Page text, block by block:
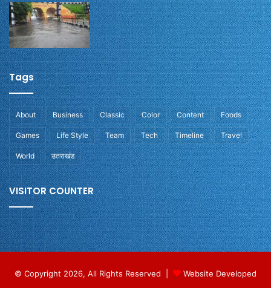
Tags
About Business Classic Color Content Foods
Games Life Style Team Tech Timeline Travel
World उतराखंड
VISITOR COUNTER
© Copyright 2026, All Rights Reserved | Website Developed